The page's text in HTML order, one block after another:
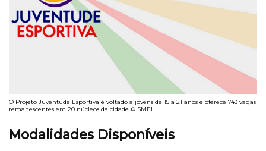
O Projeto Juventude Esportiva é voltado a jovens de 15 a 21 anos e oferece 743 vagas
remanescentes em 20 núcleos da cidade © SMEI
Modalidades Disponíveis